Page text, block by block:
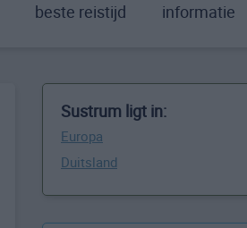
beste reistijd informatie
Sustrum ligt in:
Europa
Duitsland